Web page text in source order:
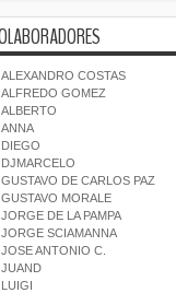
ALEXANDRO COSTAS
ALFREDO GOMEZ
ALBERTO
ANNA
DIEGO
DJMARCELO
GUSTAVO DE CARLOS PAZ
GUSTAVO MORALE
JORGE DE LA PAMPA
JORGE SCIAMANNA
JOSE ANTONIO C.
JUAND
LUIGI